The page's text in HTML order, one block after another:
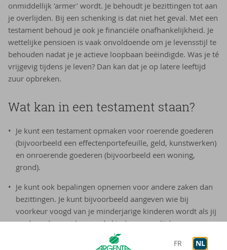
FR NL
onmiddellijk ‘armer’ wordt. Je behoudt je bezittingen tot aan
je overlijden. Bij een schenking is dat niet het geval. Met een
testament behoud je ook je financiële onafhankelijkheid. Je
wettelijke pensioen is vaak onvoldoende om je levensstijl te
behouden nadat je je actieve loopbaan beëindigde. Was je té
vrijgevig tijdens je leven? Dan kan dat je op latere leeftijd
zuur opbreken.
Wat kan in een tes­ta­ment staan?
Je kunt een testament opmaken voor roerende goederen
(bijvoorbeeld een effectenportefeuille, geld, kunstwerken)
en onroerende goederen (bijvoorbeeld een woning,
grond).
Je kunt ook bepalingen opnemen voor andere zaken dan
bezittingen. Je kunt bijvoorbeeld aangeven wie bij
voorkeur voogd van je minderjarige kinderen wordt als jij
en de andere ouder van de kinderen overlijden.
Je kunt regelingen opnemen voor je ‘digitale